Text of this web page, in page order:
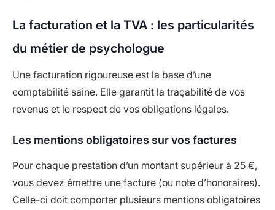
La facturation et la TVA : les particularités
du métier de psychologue
Une facturation rigoureuse est la base d’une
comptabilité saine. Elle garantit la traçabilité de vos
revenus et le respect de vos obligations légales.
Les mentions obligatoires sur vos factures
Pour chaque prestation d’un montant supérieur à 25 €,
vous devez émettre une facture (ou note d’honoraires).
Celle-ci doit comporter plusieurs mentions obligatoires